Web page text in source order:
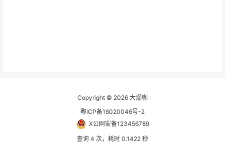
Copyright © 2026 大潮咖
鄂ICP备16020046号-2
X公网安备123456789
查询 4 次，耗时 0.1422 秒